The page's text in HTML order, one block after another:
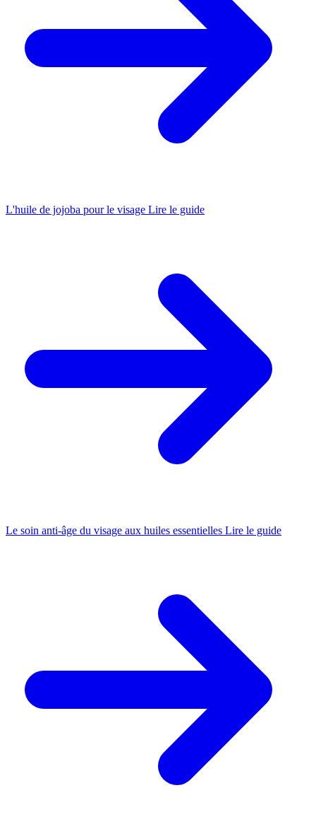
L'huile de jojoba pour le visage Lire le guide
Le soin anti-âge du visage aux huiles essentielles Lire le guide